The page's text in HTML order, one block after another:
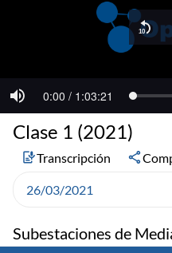
Subestaciones de
Clase 1 (2021)
Transcripción
26/03/2021